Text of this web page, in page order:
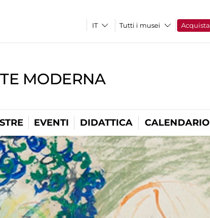
Tutti i musei Acquista
MODERNA
EVENTI DIDATTICA CALENDARIO